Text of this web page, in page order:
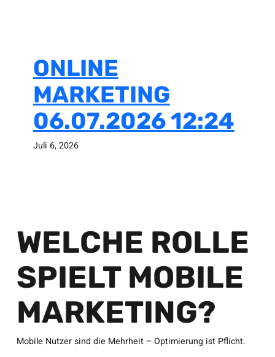
ONLINE
MARKETING
06.07.2026 12:24
Juli 6, 2026
WELCHE ROLLE
SPIELT MOBILE
MARKETING?
Mobile Nutzer sind die Mehrheit – Optimierung ist Pflicht.